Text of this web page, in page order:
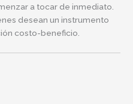
a tocar de inmediato.
desean un instrumento
costo-beneficio.